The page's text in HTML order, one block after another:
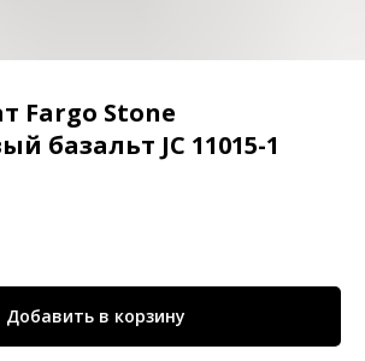
Fargo Stone
базальт JC 11015-1
Добавить в корзину